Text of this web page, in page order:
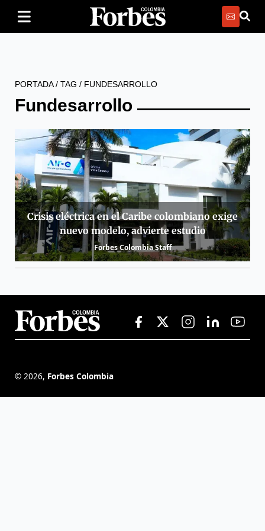
PORTADA/ TAG / FUNDESARROLLO
Fundesarrollo
Crisis eléctrica en el Caribe colombiano exige
nuevo modelo, advierte estudio
Forbes Colombia Staff
© 2026, Forbes Colombia